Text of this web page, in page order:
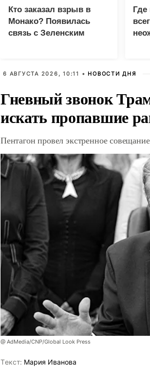
Кто заказал взрыв в
Монако? Появилась
связь с Зеленским
6 АВГУСТА 2026, 10:11 • НОВОСТИ ДНЯ
Гневный звонок
искать пропавшие
Пентагон провел экстренное
@ AdMedia/CNP/Global Look Press
Tекст: Мария Иванова